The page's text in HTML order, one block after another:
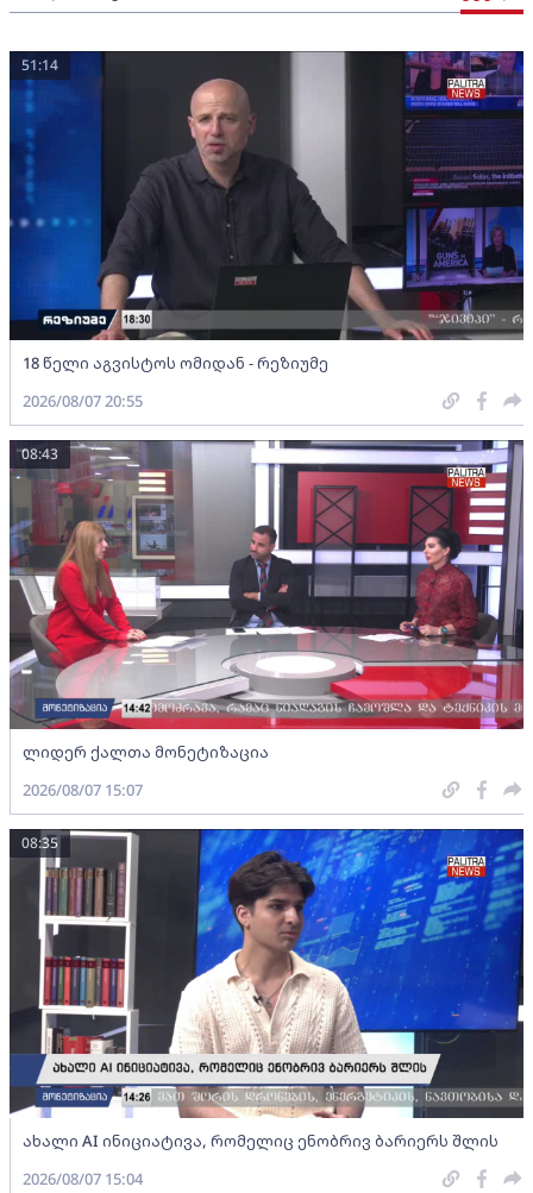
18 წელი აგვისტოს ომიდან - რეზიუმე
51:14
2026/08/07 20:55
ლიდერ ქალთა მონეტიზაცია
08:43
2026/08/07 15:07
ახალი AI ინიციატივა, რომელიც ენობრივ ბარიერს შლის
08:35
2026/08/07 15:04